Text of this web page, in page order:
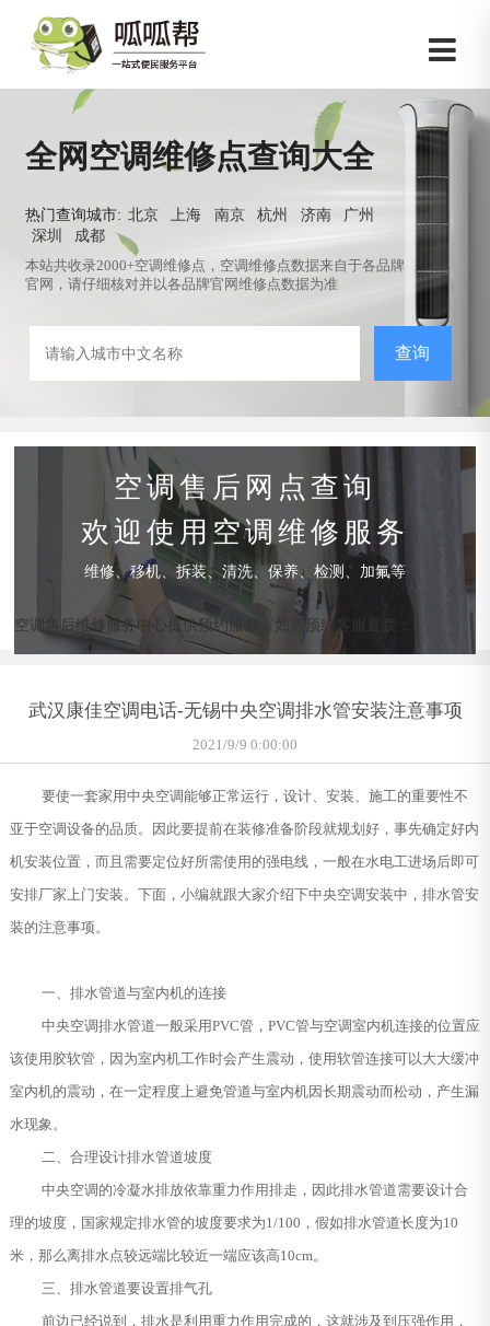
全网空调维修点查询大全
热门查询城市: 北京 上海 南京 杭州 济南
广州
深圳
成都
本站共收录2000+空调维修点，空调维修点数据来自于各品牌
官网，请仔细核对并以各品牌官网维修点数据为准
查询
空调售后网点查询
欢迎使用空调维修服务
维修、移机、拆装、清洗、保养、检测、加氟等
空调售后维修服务中心提供预约服务，如需预约客服直拨：
武汉康佳空调电话-无锡中央空调排水管安装注意事项
2021/9/9 0:00:00
要使一套家用中央空调能够正常运行，设计、安装、施工的重要性不
亚于空调设备的品质。因此要提前在装修准备阶段就规划好，事先确定好内
机安装位置，而且需要定位好所需使用的强电线，一般在水电工进场后即可
安排厂家上门安装。下面，小编就跟大家介绍下中央空调安装中，排水管安
装的注意事项。
一、排水管道与室内机的连接
中央空调排水管道一般采用PVC管，PVC管与空调室内机连接的位置应
该使用胶软管，因为室内机工作时会产生震动，使用软管连接可以大大缓冲
室内机的震动，在一定程度上避免管道与室内机因长期震动而松动，产生漏
水现象。
二、合理设计排水管道坡度
中央空调的冷凝水排放依靠重力作用排走，因此排水管道需要设计合
理的坡度，国家规定排水管的坡度要求为1/100，假如排水管道长度为10
米，那么离排水点较远端比较近一端应该高10cm。
三、排水管道要设置排气孔
前边已经说到，排水是利用重力作用完成的，这就涉及到压强作用，